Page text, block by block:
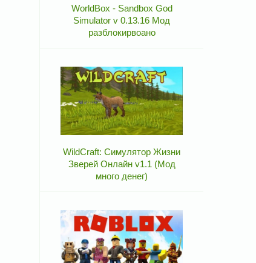
WorldBox - Sandbox God
Simulator v 0.13.16 Мод
разблокирвоано
WildCraft: Симулятор Жизни
Зверей Онлайн v1.1 (Мод
много денег)